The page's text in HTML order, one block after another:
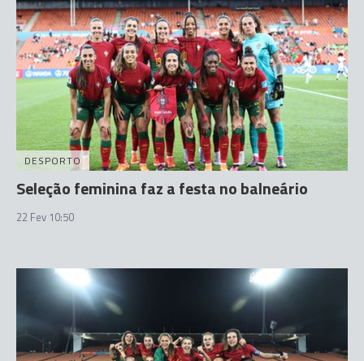
DESPORTO
Seleção feminina faz a festa no balneário
22 Fev 10:50